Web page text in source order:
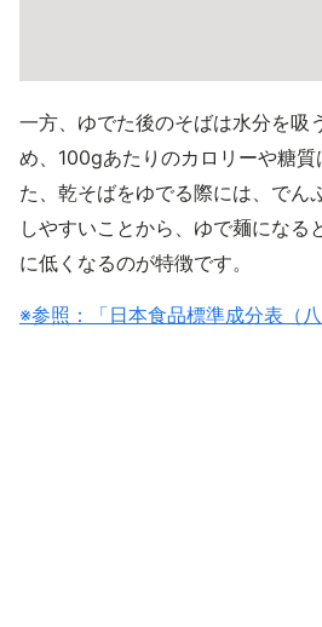
一方、ゆでた後のそばは水分を吸
め、100gあたりのカロリーや糖質
た、乾そばをゆでる際には、でん
しやすいことから、ゆで麺になる
に低くなるのが特徴です。
※参照：「日本食品標準成分表（